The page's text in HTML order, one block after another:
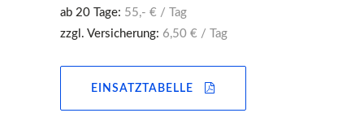
ab 20 Tage: 55,- € / Tag
zzgl. Versicherung: 6,50 € / Tag
EINSATZTABELLE